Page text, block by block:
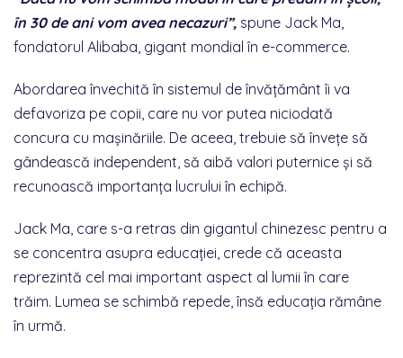
în 30 de ani vom avea necazuri”, spune Jack Ma,
fondatorul Alibaba, gigant mondial în e-commerce.
Abordarea învechită în sistemul de învățământ îi va
defavoriza pe copii, care nu vor putea niciodată
concura cu mașinăriile. De aceea, trebuie să învețe să
gândească independent, să aibă valori puternice și să
recunoască importanța lucrului în echipă.
Jack Ma, care s-a retras din gigantul chinezesc pentru a
se concentra asupra educației, crede că aceasta
reprezintă cel mai important aspect al lumii în care
trăim. Lumea se schimbă repede, însă educația rămâne
în urmă.